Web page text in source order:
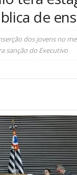
de
dos jovens no
sanção do Executivo